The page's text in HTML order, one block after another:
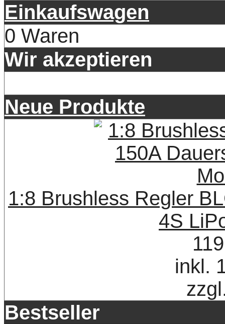
Einkaufswagen
0 Waren
Wir akzeptieren
Neue Produkte
1:8 Brushless Regler
4S
inkl.
Bestseller